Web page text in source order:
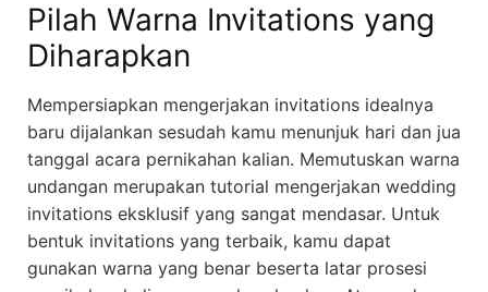
Pilah Warna Invitations yang
Diharapkan
Mempersiapkan mengerjakan invitations idealnya
baru dijalankan sesudah kamu menunjuk hari dan jua
tanggal acara pernikahan kalian. Memutuskan warna
undangan merupakan tutorial mengerjakan wedding
invitations eksklusif yang sangat mendasar. Untuk
bentuk invitations yang terbaik, kamu dapat
gunakan warna yang benar beserta latar prosesi